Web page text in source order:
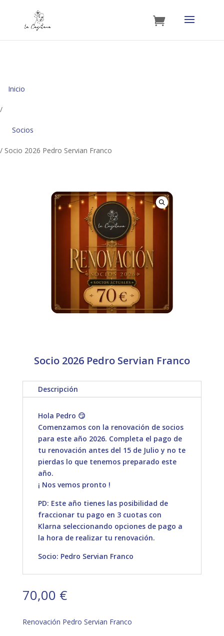
Inicio
/
Socios
/ Socio 2026 Pedro Servian Franco
Socio 2026 Pedro Servian Franco
Descripción
Hola Pedro 😏
Comenzamos con la renovación de socios
para este año 2026. Completa el pago de
tu renovación antes del 15 de Julio y no te
pierdas lo que tenemos preparado este
año.
¡ Nos vemos pronto !
PD: Este año tienes las posibilidad de
fraccionar tu pago en 3 cuotas con
Klarna seleccionando opciones de pago a
la hora de realizar tu renovación.
Socio: Pedro Servian Franco
70,00 €
Renovación Pedro Servian Franco